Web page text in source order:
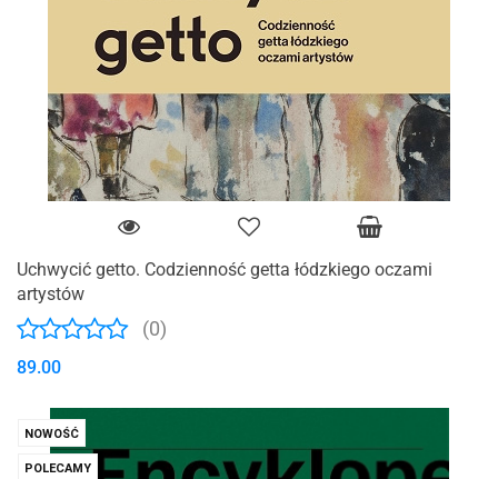
Uchwycić getto. Codzienność getta łódzkiego oczami
artystów
(0)
89.00
NOWOŚĆ
POLECAMY